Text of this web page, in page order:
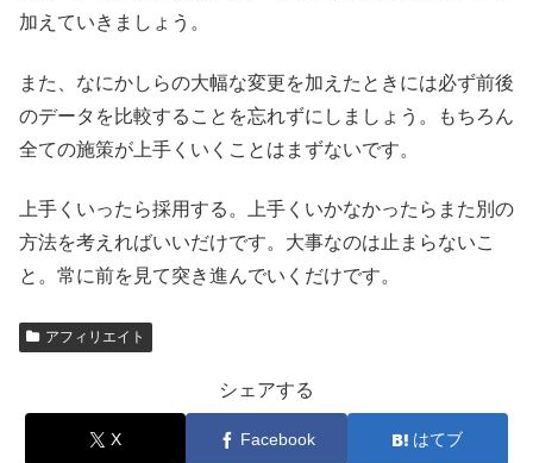
加えていきましょう。
また、なにかしらの大幅な変更を加えたときには必ず前後
のデータを比較することを忘れずにしましょう。もちろん
全ての施策が上手くいくことはまずないです。
上手くいったら採用する。上手くいかなかったらまた別の
方法を考えればいいだけです。大事なのは止まらないこ
と。常に前を見て突き進んでいくだけです。
アフィリエイト
シェアする
X Facebook はてブ